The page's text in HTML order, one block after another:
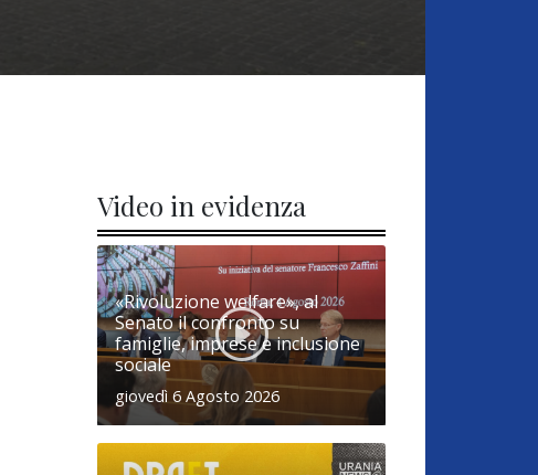
Video in evidenza
«Rivoluzione welfare», al
Senato il confronto su
famiglie, imprese e inclusione
sociale
giovedì 6 Agosto 2026